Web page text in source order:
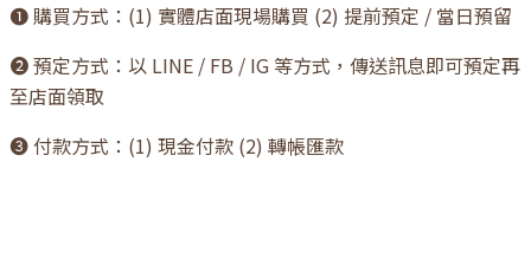
❶ 購買方式：(1) 實體店面現場購買 (2) 提前預定 / 當日預留
❷ 預定方式：以 LINE / FB / IG 等方式，傳送訊息即可預定再
至店面領取
❸ 付款方式：(1) 現金付款 (2) 轉帳匯款